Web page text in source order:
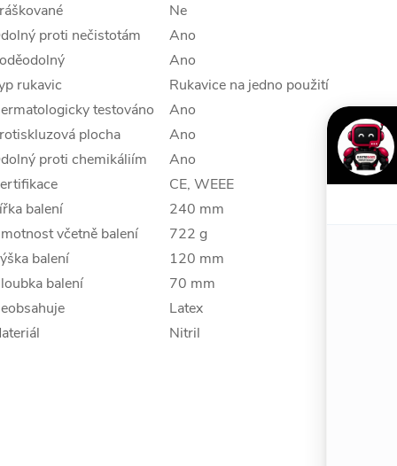
Ne
proti nečistotám
Ano
Ano
rukavic
Rukavice na jedno použití
testováno
Ano
plocha
Ano
proti chemikáliím
Ano
CE, WEEE
balení
240 mm
včetně balení
722 g
balení
120 mm
balení
70 mm
Latex
Nitril